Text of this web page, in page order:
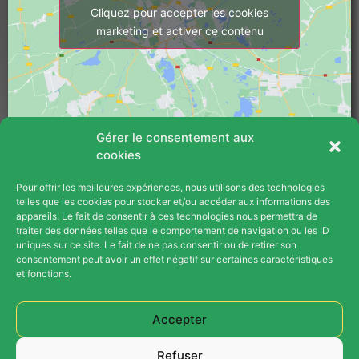
Gérer le consentement aux
cookies
Pour offrir les meilleures expériences, nous utilisons des technologies
telles que les cookies pour stocker et/ou accéder aux informations des
appareils. Le fait de consentir à ces technologies nous permettra de
traiter des données telles que le comportement de navigation ou les ID
uniques sur ce site. Le fait de ne pas consentir ou de retirer son
consentement peut avoir un effet négatif sur certaines caractéristiques
et fonctions.
Accepter
Refuser
Cliquez pour accepter les cookies
marketing et activer ce contenu
PLAN DU SITE
Blog
Contact
Opération Parrainage
Plan Du Site